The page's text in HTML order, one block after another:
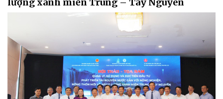
lượng xanh miền Trung – Tây Nguyên